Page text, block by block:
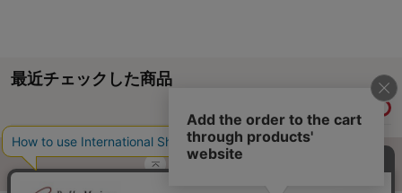
最近チェックした商品